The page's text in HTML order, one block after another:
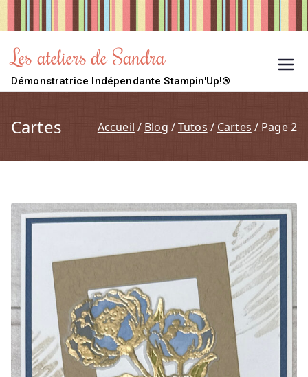
au
contenu
Les ateliers de Sandra
Démonstratrice Indépendante Stampin'Up!®
Cartes Accueil Blog Tutos Cartes Page 2